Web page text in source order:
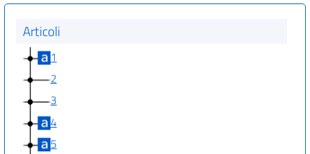
Articoli
1
2
3
4
5